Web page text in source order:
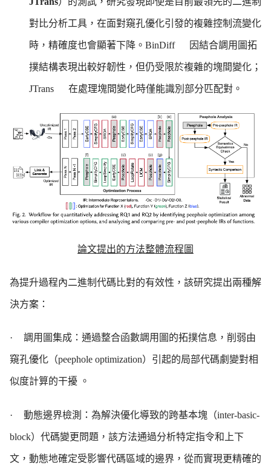
對比分析工具，在面對窺孔優化引發的複雜控制流變化
時，精確度也會顯著下降。 BinDiff 因結合調用圖拓
撲結構表現出較好韌性，但仍受限於複雜的塊間變化；
JTrans 在處理塊間變化時僅能識別部分匹配對。
論文提出的方法整體流程圖
為提升過程內二進制代碼比對的有效性，該研究提出兩種解
決方案：
· 調用圖集成：通過整合函數調用圖的拓撲信息，削弱由
窺孔優化（peephole optimization）引起的局部代碼劇變對相
似度計算的干擾 。
· 動態邊界檢測：為解決優化導致的跨基本塊（inter-basic-
block）代碼變更問題，該方法通過分析特定指令和上下
文，動態地確定受影響代碼區域的邊界，從而實現更精確的